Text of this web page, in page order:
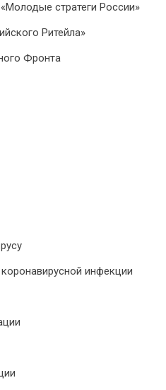
стратеги России»
Ритейла»
Фронта
инфекции